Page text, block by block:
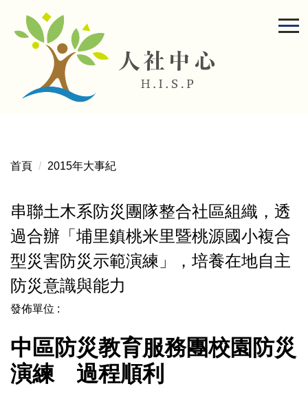
首頁 2015年大事紀
串聯土木系防災團隊整合社區組織，透
過合辦「埔里鎮桃米里暨桃源國小複合
型災害防災示範演練」，培養在地自主
防災意識與能力
發佈單位 :
中區防災教育服務團校園防災
演練 過程順利